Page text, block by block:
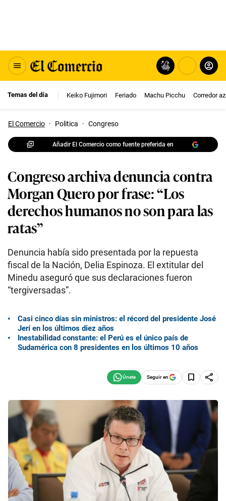
Temas del día Keiko Fujimori Feriado Machu Picchu Corredor
El Comercio · Politica · Congreso
Añadir El Comercio como fuente preferida en
Congreso archiva denuncia contra
Morgan Quero por frase: “Los
derechos humanos no son para las
ratas”
Denuncia había sido presentada por la repuesta
fiscal de la Nación, Delia Espinoza. El extitular del
Minedu aseguró que sus declaraciones fueron
“tergiversadas”.
Casi cinco días sin ministros: el récord del presidente José
Jerí en los últimos diez años
Inestabilidad constante: el Perú es el único país de
Sudamérica con 8 presidentes en los últimos 10 años
Seguir en